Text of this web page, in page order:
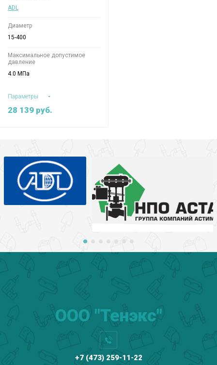
ADL
Диаметр
15-400
Максимальное допустимое
давление
4.0 МПа
Параметры
28 139 руб.
ООО "Тенэкс"
+7 (473) 259-11-22